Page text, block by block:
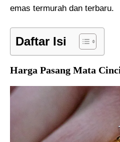
emas termurah dan terbaru.
Daftar Isi
Harga Pasang Mata